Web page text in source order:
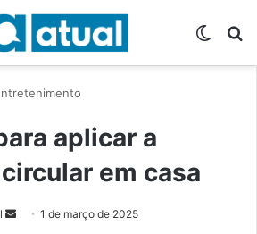
aplicar a
em casa
1 de março de 2025